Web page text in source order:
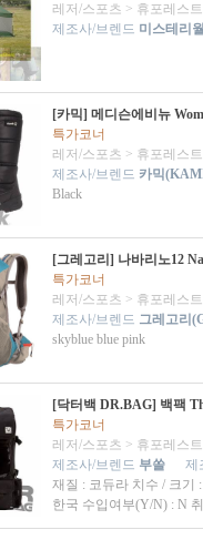
레저/스포츠 > 휴포레스트
제조사/브렌드 미스테리월
[카믹] 메디슨에비뉴
특가코너
레저/스포츠 > 휴포레스트
제조사/브렌드 카믹
Black
[그레고리] 나바리노12
특가코너
레저/스포츠 > 휴포레스트
제조사/브렌드 그레고리
skyblue blue pink
[닥터백 DR.BAG] 백팩
특가코너
레저/스포츠 > 휴포레스트
제조사/브렌드 부쏠 제
재질 : 코듀라 치수 / 크기
한국 수입여부(Y/N) : N